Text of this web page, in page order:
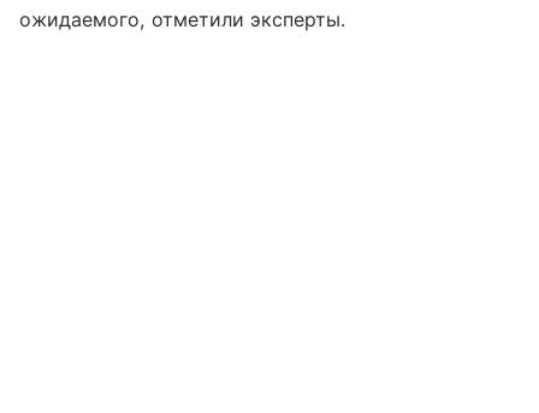
ожидаемого, отметили эксперты.